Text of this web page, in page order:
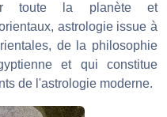
toute la planète et
astrologie issue à
de la philosophie
et qui constitue
de l'astrologie moderne.